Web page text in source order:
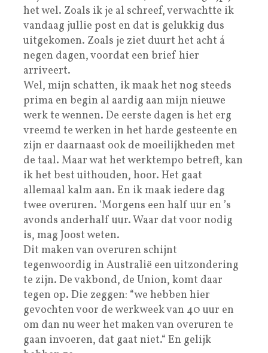
het wel. Zoals ik je al schreef, verwachtte ik
vandaag jullie post en dat is gelukkig dus
uitgekomen. Zoals je ziet duurt het acht á
negen dagen, voordat een brief hier
arriveert.
Wel, mijn schatten, ik maak het nog steeds
prima en begin al aardig aan mijn nieuwe
werk te wennen. De eerste dagen is het erg
vreemd te werken in het harde gesteente en
zijn er daarnaast ook de moeilijkheden met
de taal. Maar wat het werktempo betreft, kan
ik het best uithouden, hoor. Het gaat
allemaal kalm aan. En ik maak iedere dag
twee overuren. ‘Morgens een half uur en ’s
avonds anderhalf uur. Waar dat voor nodig
is, mag Joost weten.
Dit maken van overuren schijnt
tegenwoordig in Australië een uitzondering
te zijn. De vakbond, de Union, komt daar
tegen op. Die zeggen: “we hebben hier
gevochten voor de werkweek van 40 uur en
om dan nu weer het maken van overuren te
gaan invoeren, dat gaat niet.“ En gelijk